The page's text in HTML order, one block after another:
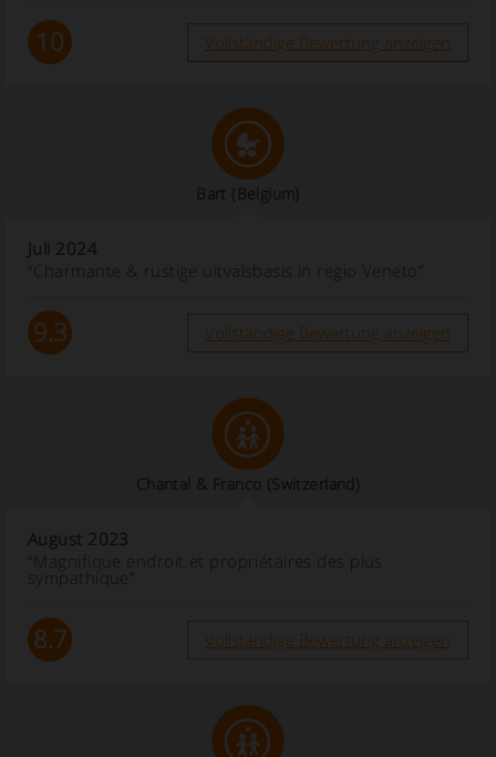
10 Vollständige Bewertung anzeigen
Bart (Belgium)
Juli 2024
“Charmante & rustige uitvalsbasis in regio Veneto”
9.3 Vollständige Bewertung anzeigen
Chantal & Franco (Switzerland)
August 2023
“Magnifique endroit et propriétaires des plus
sympathique”
8.7 Vollständige Bewertung anzeigen